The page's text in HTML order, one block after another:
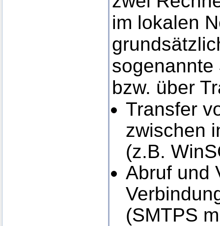
im lokalen
sogenannte
bzw. über
Transfer
zwischen
(z.B.
Abruf und
(SMTPS